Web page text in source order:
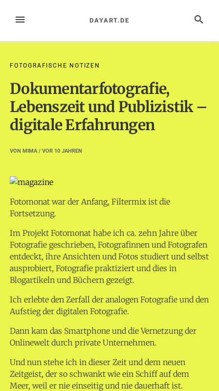
InhaltMENÜ SUCHE
DAYART.DE
FOTOGRAFISCHE NOTIZEN
Dokumentarfotografie,
Lebenszeit und Publizistik –
digitale Erfahrungen
VON MIMA/ VOR 10 JAHREN
Fotomonat war der Anfang, Filtermix ist die
Fortsetzung.
Im Projekt Fotomonat habe ich ca. zehn Jahre über
Fotografie geschrieben, Fotografinnen und Fotografen
entdeckt, ihre Ansichten und Fotos studiert und selbst
ausprobiert, Fotografie praktiziert und dies in
Blogartikeln und Büchern gezeigt.
Ich erlebte den Zerfall der analogen Fotografie und den
Aufstieg der digitalen Fotografie.
Dann kam das Smartphone und die Vernetzung der
Onlinewelt durch private Unternehmen.
Und nun stehe ich in dieser Zeit und dem neuen
Zeitgeist, der so schwankt wie ein Schiff auf dem
Meer, weil er nie einseitig und nie dauerhaft ist.